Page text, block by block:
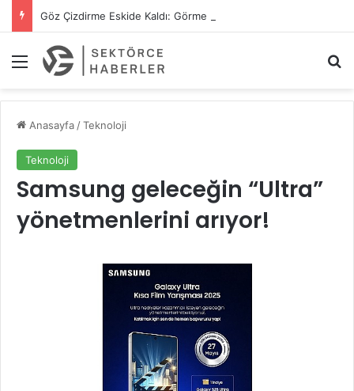
Menü
Anasayfa/Teknoloji
Teknoloji
Samsung geleceğin “Ultra”
yönetmenlerini arıyor!